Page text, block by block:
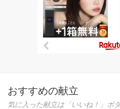
おすすめの献立
気に入った献立は「いいね！」ボ